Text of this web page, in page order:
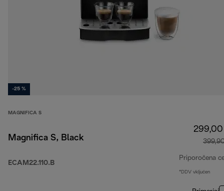
-25 %
MAGNIFICA S
Magnifica S, Black
ECAM22.110.B
Priporočena
*DDV vključen